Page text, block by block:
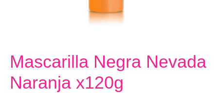
Mascarilla Negra Nevada
Naranja x120g